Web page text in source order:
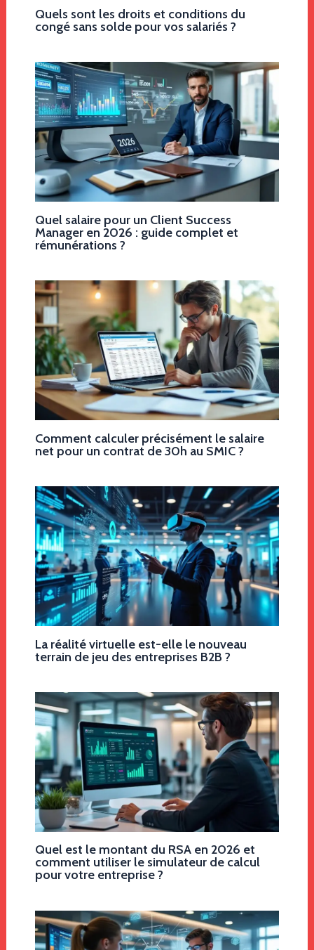
Quels sont les droits et conditions du
congé sans solde pour vos salariés ?
Quel salaire pour un Client Success
Manager en 2026 : guide complet et
rémunérations ?
Comment calculer précisément le salaire
net pour un contrat de 30h au SMIC ?
La réalité virtuelle est-elle le nouveau
terrain de jeu des entreprises B2B ?
Quel est le montant du RSA en 2026 et
comment utiliser le simulateur de calcul
pour votre entreprise ?